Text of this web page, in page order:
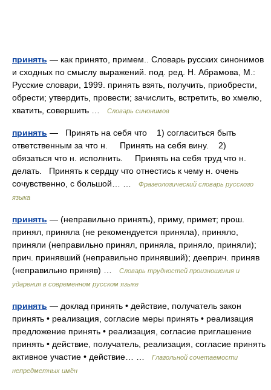
принять — как принято, примем.. Словарь русских синонимов
и сходных по смыслу выражений. под. ред. Н. Абрамова, М.:
Русские словари, 1999. принять взять, получить, приобрести,
обрести; утвердить, провести; зачислить, встретить, во хмелю,
хватить, совершить …
Словарь синонимов
принять — Принять на себя что 1) согласиться быть
ответственным за что н. Принять на себя вину. 2)
обязаться что н. исполнить. Принять на себя труд что н.
делать. Принять к сердцу что отнестись к чему н. очень
сочувственно, с большой… …
Фразеологический словарь русского
языка
принять — (неправильно принять), приму, примет; прош.
принял, приняла (не рекомендуется приняла), приняло,
приняли (неправильно принял, приняла, приняло, приняли);
прич. принявший (неправильно принявший); дееприч. приняв
(неправильно приняв) …
Словарь трудностей произношения и
ударения в современном русском языке
принять — доклад принять • действие, получатель закон
принять • реализация, согласие меры принять • реализация
предложение принять • реализация, согласие приглашение
принять • действие, получатель, реализация, согласие принять
активное участие • действие… …
Глагольной сочетаемости
непредметных имён